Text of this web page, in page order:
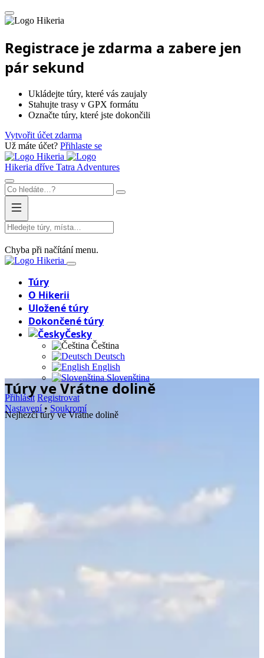
Hikeria
Registrace je zdarma a zabere jen
pár sekund
Ukládejte túry, které vás zaujaly
Stahujte trasy v GPX formátu
Označte túry, které jste dokončili
Vytvořit účet zdarma
Už máte účet? Přihlaste se
Hikeria
Hikeria dříve Tatra Adventures
Chyba při načítání menu.
Hikeria
Túry
O Hikerii
Uložené túry
Dokončené túry
Česky
Čeština
Deutsch
English
Slovenština
Přihlásit Registrovat
Nastavení • Soukromí
Túryve Vrátne dolině
Nejhezčí túry ve Vrátne dolině